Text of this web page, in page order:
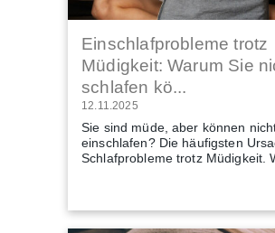
Einschlafprobleme trotz
Müdigkeit: Warum Sie
schlafen kö...
12.11.2025
Sie sind müde, aber können
einschlafen? Die häufigsten
Schlafprobleme trotz Müdigkeit.